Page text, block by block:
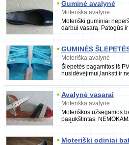
Guminė avalynė
Moteriška avalynė
Moteriški guminiai
darbui vasarą. Patogūs
GUMINĖS
Moteriška avalynė
Šlepetės pagamitos iš
nusidėvėjimui,lanksti ir
Avalynė vasarai
Moteriška avalynė
Moteriškos užsegamos
paaukštintas.
erubas.lt
Moteriški odiniai